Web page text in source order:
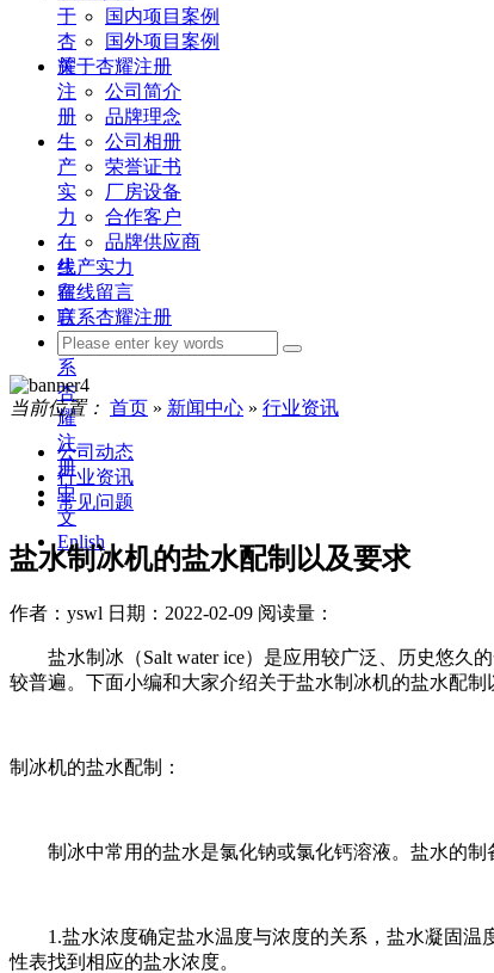
于
杏
耀
注
册
生
产
实
力
在
线
留
言
联
系
杏
耀
注
册
中
文
Enlish
国内项目案例
国外项目案例
关于杏耀注册
公司简介
品牌理念
公司相册
荣誉证书
厂房设备
合作客户
品牌供应商
生产实力
在线留言
联系杏耀注册
当前位置： 首页 » 新闻中心 » 行业资讯
公司动态
行业资讯
常见问题
盐水制冰机的盐水配制以及要求
作者：yswl 日期：2022-02-09 阅读量：
盐水制冰（Salt water ice）是应用较广泛、历史悠久
较普遍。下面小编和大家介绍关于盐水制冰机的盐水配制
制冰机的盐水配制：
制冰中常用的盐水是氯化钠或氯化钙溶液。盐水的制
1.盐水浓度确定盐水温度与浓度的关系，盐水凝固温
性表找到相应的盐水浓度。